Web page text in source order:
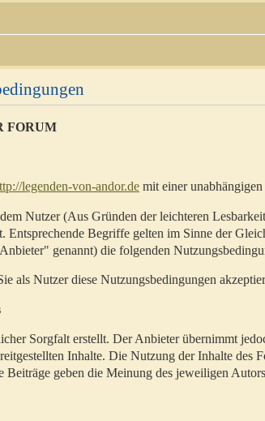
FORUM
legenden-von-andor.de mit einer
Nutzer (Aus Gründen der leichteren
Entsprechende Begriffe gelten im Sinne der
genannt) die folgenden
als Nutzer diese Nutzungsbedingungen
Sorgfalt erstellt. Der Anbieter übernimmt
Inhalte. Die Nutzung der Inhalte des
Beiträge geben die Meinung des jeweiligen